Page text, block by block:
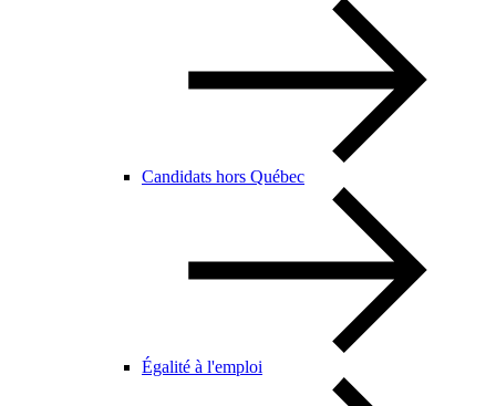
Candidats hors Québec
Égalité à l'emploi